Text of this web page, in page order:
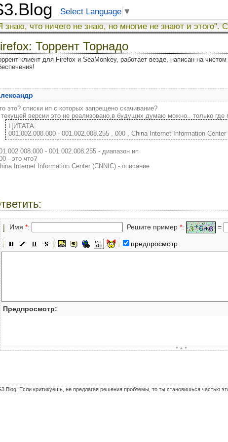
Select Language ▼
знаю, что ничего не знаю, но многие не знают и этого".
Торрент Торнадо
клиент для Firefox и SeaMonkey, работает везде, написан на
это? списки ип с которых запрещено скачивание?
текущей версии это не реализовано,в будущих думаю можно.. только где
001.002.008.000 - 001.002.008.255 , 000 , China Internet Information Center
- 001.002.008.255 - диапазон ип
- это что?
Internet Information Center (CNNIC) - описание
Имя *: Решите пример *: =
предпросмотр
Предпросмотр:
▼▲▼
Если критикуешь, не предлагая решения проблемы, то ты становишься частью